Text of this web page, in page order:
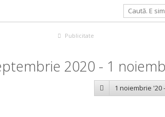
Publicitate
2020 - 1
1 noiembrie '20